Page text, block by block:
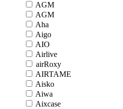
AGM
AGM
Aha
Aigo
AIO
Airlive
airRoxy
AIRTAME
Aisko
Aiwa
Aixcase